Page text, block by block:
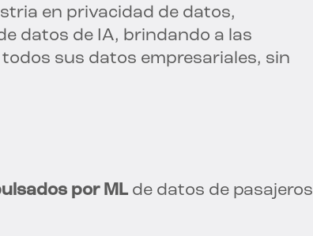
en privacidad de datos,
datos de IA, brindando a las
sus datos empresariales, sin
por ML de datos de pasajeros